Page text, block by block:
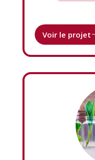
Voir le projet
CLEF :
active
action